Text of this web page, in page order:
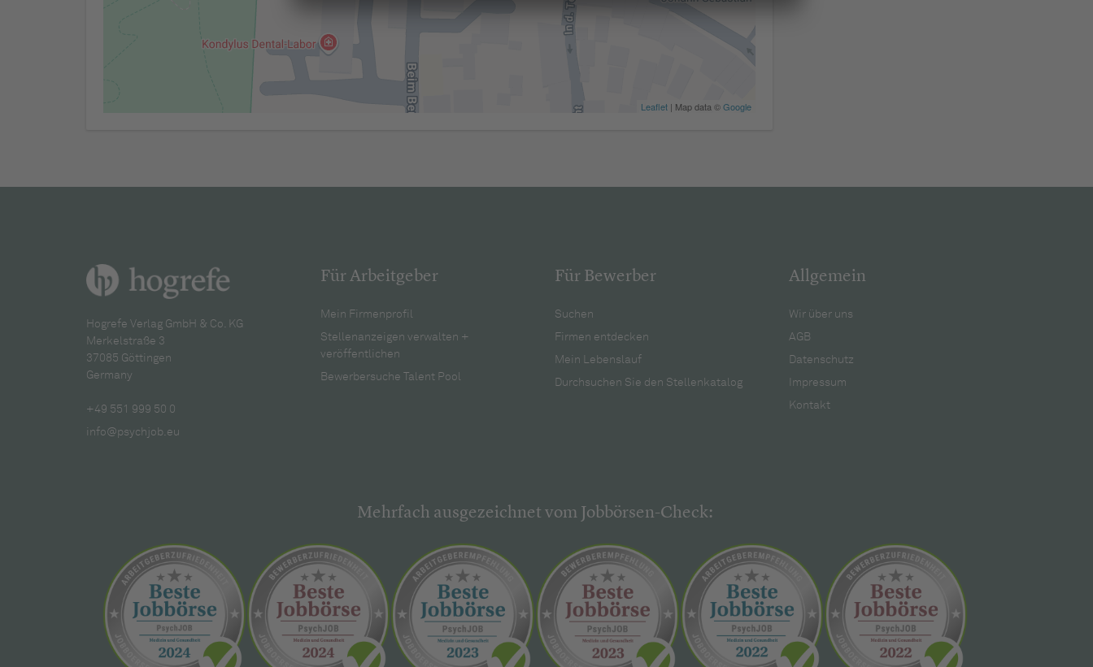
Leaflet | Map data ©Google
Hogrefe Verlag GmbH & Co. KG
Merkelstraße 3
37085 Göttingen
Germany
+49 551 999 50 0
info@psychjob.eu
Für Arbeitgeber
Mein Firmenprofil
Stellenanzeigen verwalten +
veröffentlichen
Bewerbersuche Talent Pool
Für Bewerber
Suchen
Firmen entdecken
Mein Lebenslauf
Durchsuchen Sie den Stellenkatalog
Allgemein
Wir über uns
AGB
Datenschutz
Impressum
Kontakt
Mehrfach ausgezeichnet vom Jobbörsen-Check: